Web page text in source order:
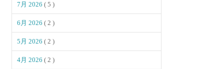
7月 2026( 5 )
6月 2026( 2 )
5月 2026( 2 )
4月 2026( 2 )